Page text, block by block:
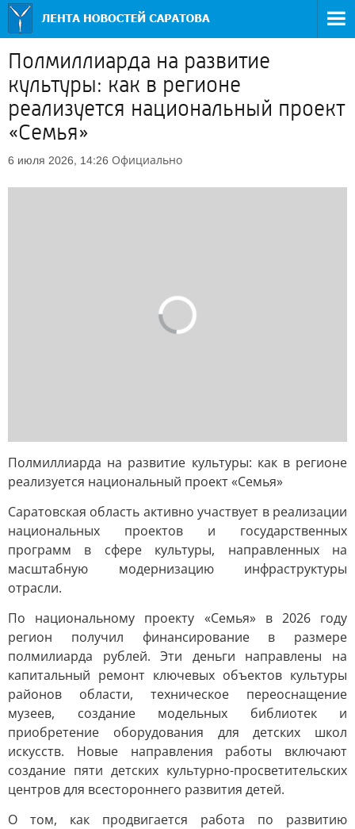
Полмиллиарда на развитие
культуры: как в регионе
реализуется национальный проект
«Семья»
6 июля 2026, 14:26 Официально
Полмиллиарда на развитие культуры: как в регионе
реализуется национальный проект «Семья»
Саратовская область активно участвует в реализации
национальных проектов и государственных
программ в сфере культуры, направленных на
масштабную модернизацию инфраструктуры
отрасли.
По национальному проекту «Семья» в 2026 году
регион получил финансирование в размере
полмилиарда рублей. Эти деньги направлены на
капитальный ремонт ключевых объектов культуры
районов области, техническое переоснащение
музеев, создание модельных библиотек и
приобретение оборудования для детских школ
искусств. Новые направления работы включают
создание пяти детских культурно-просветительских
центров для всестороннего развития детей.
О том, как продвигается работа по развитию